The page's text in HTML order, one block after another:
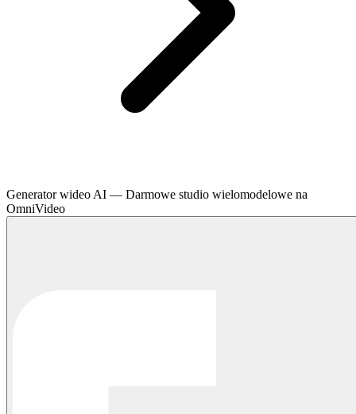
Generator wideo AI — Darmowe studio wielomodelowe na
OmniVideo